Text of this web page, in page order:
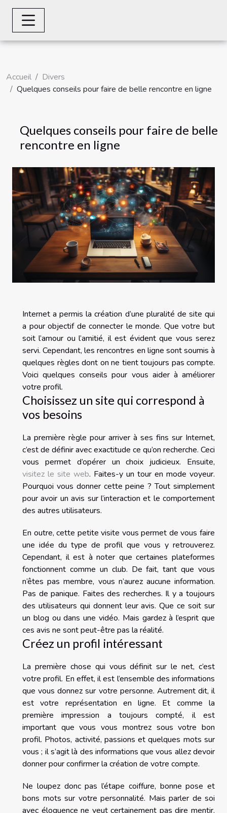
Accueil
Divers
Quelques conseils pour faire de belle rencontre en ligne
Quelques conseils pour faire de belle
rencontre en ligne
Internet a permis la création d’une pluralité de site qui
a pour objectif de connecter le monde. Que votre but
soit l’amour ou l’amitié, il est évident que vous serez
servi. Cependant, les rencontres en ligne sont soumis à
quelques règles dont on ne tient toujours pas compte.
Voici quelques conseils pour vous aider à améliorer
votre profil.
Choisissez un site qui correspond à
vos besoins
La première règle pour arriver à ses fins sur Internet,
c’est de définir avec exactitude ce qu’on recherche. Ceci
vous permet d’opérer un choix judicieux. Ensuite,
visitez le site web. Faites-y un tour en mode voyeur.
Pourquoi vous donner cette peine ? Tout simplement
pour avoir un avis sur l’interaction et le comportement
des autres utilisateurs.
En outre, cette petite visite vous permet de vous faire
une idée du type de profil que vous y retrouverez.
Cependant, il est à noter que certaines plateformes
fonctionnent comme un club. De fait, tant que vous
n’êtes pas membre, vous n’aurez aucune information.
Pas de panique. Faites des recherches. Il y a toujours
des utilisateurs qui donnent leur avis. Que ce soit sur
un blog ou dans une vidéo. Mais gardez à l’esprit que
ces avis ne sont peut-être pas la réalité.
Créez un profil intéressant
La première chose qui vous définit sur le net, c’est
votre profil. En effet, il est l’ensemble des informations
que vous donnez sur votre personne. Autrement dit, il
est votre représentation en ligne. Et comme la
première impression a toujours compté, il est
important que vous vous montrez sous votre bon
profil. Photos, activité, passions et quelques mots sur
vous ; il s’agit là des informations que vous allez devoir
donner pour confirmer la création de votre compte.
Ne loupez donc pas l’étape coiffure, bonne pose et
bons mots sur votre personnalité. Mais parler de soi
avec éloquence ne veut certainement pas dire mentir.